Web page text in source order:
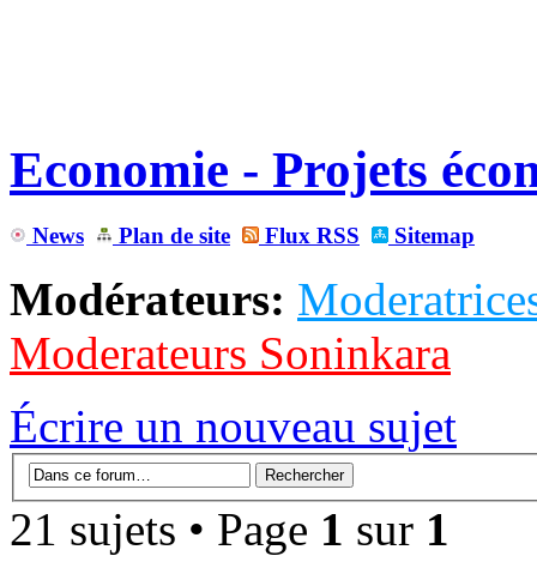
Economie - Projets
News Plan de site Flux RSS Sitemap
Modérateurs:
Moderateurs Soninkara
Écrire un nouveau sujet
21 sujets • Page 1 sur 1